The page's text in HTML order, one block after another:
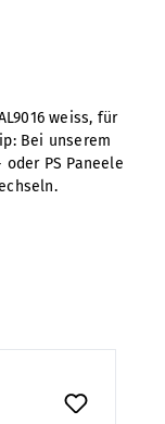
weiss, für
Bei unserem
PS Paneele